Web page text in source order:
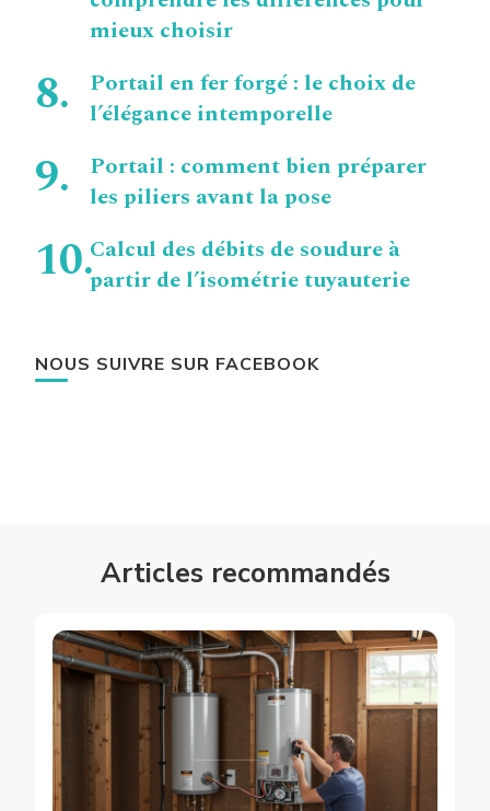
mieux choisir
Portail en fer forgé : le choix de
l’élégance intemporelle
Portail : comment bien préparer
les piliers avant la pose
Calcul des débits de soudure à
partir de l’isométrie tuyauterie
NOUS SUIVRE SUR FACEBOOK
Articles recommandés